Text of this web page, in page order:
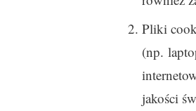
Pliki
(np.
jakości